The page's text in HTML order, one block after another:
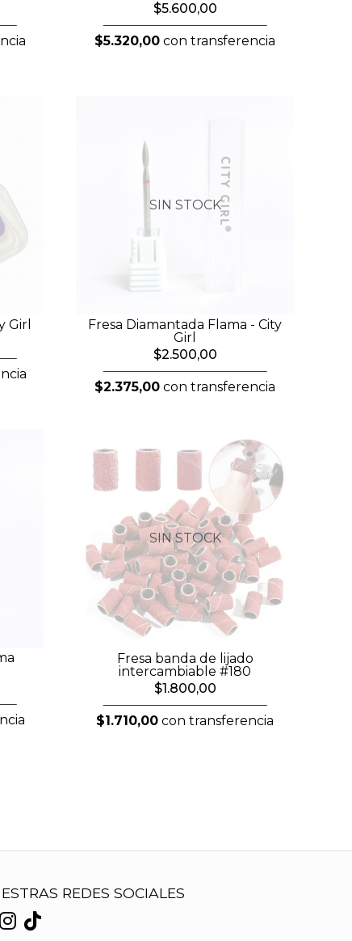
$5.600,00
$5.320,00 con transferencia
Girl
SIN STOCK
Fresa Diamantada Flama - City
Girl
$2.500,00
$2.375,00 con transferencia
SIN STOCK
Fresa banda de lijado
intercambiable #180
$1.800,00
$1.710,00 con transferencia
REDES SOCIALES